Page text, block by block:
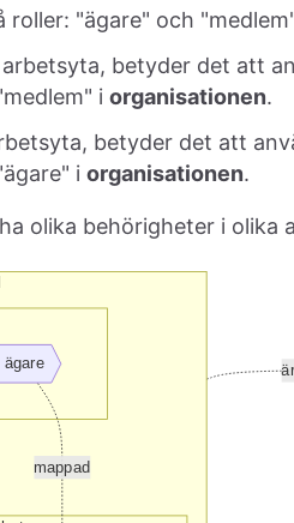
roller: "ägare" och
betyder det att
i organisationen.
betyder det att
i organisationen.
olika behörigheter i